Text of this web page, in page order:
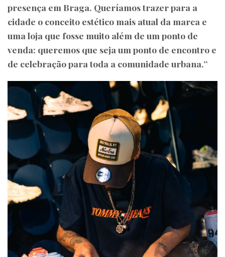
presença em Braga. Queríamos trazer para a
cidade o conceito estético mais atual da marca e
uma loja que fosse muito além de um ponto de
venda: queremos que seja um ponto de encontro e
de celebração para toda a comunidade urbana.”